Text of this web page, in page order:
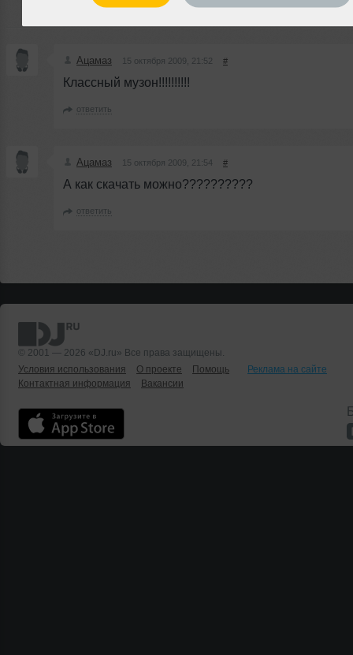
Ацамаз 15 октября 2009, 21:52 #
Классный музон!!!!!!!!!!
ответить
Ацамаз 15 октября 2009, 21:54 #
А как скачать можно??????????
ответить
© 2001 — 2026 «DJ.ru» Все права защищены.
Условия использования
О проекте Помощь
Реклама на сайте
Контактная информация
Вакансии